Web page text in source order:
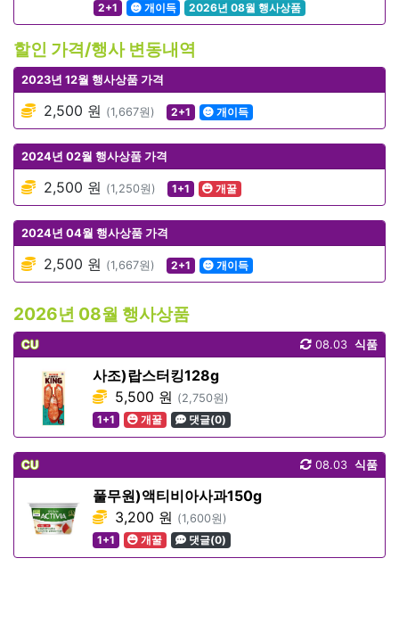
2+1
개이득 2026년 08월 행사상품
할인 가격/행사 변동내역
2023년 12월 행사상품 가격
2,500 원 (1,667원) 2+1 개이득
2024년 02월 행사상품 가격
2,500 원 (1,250원) 1+1 개꿀
2024년 04월 행사상품 가격
2,500 원 (1,667원) 2+1 개이득
2026년 08월 행사상품
CU 식품
08.03
사조)랍스터킹128g
5,500 원 (2,750원)
1+1
개꿀 댓글(0)
CU 식품
08.03
풀무원)액티비아사과150g
3,200 원 (1,600원)
1+1
개꿀 댓글(0)